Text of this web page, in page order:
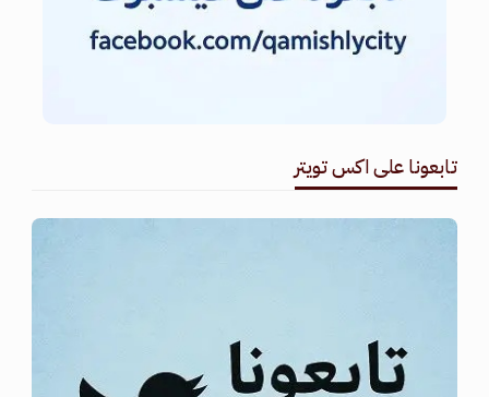
تابعونا على اكس تويتر